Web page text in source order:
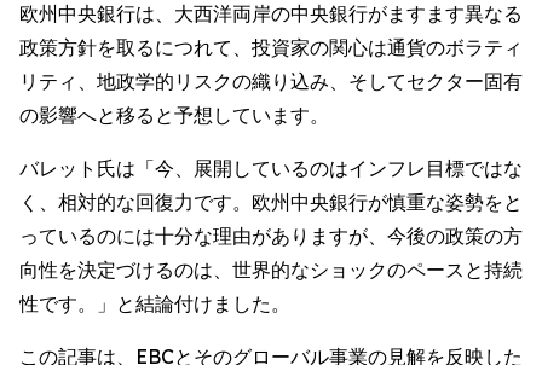
欧州中央銀行は、大西洋両岸の中央銀行がますます異なる
政策方針を取るにつれて、投資家の関心は通貨のボラティ
リティ、地政学的リスクの織り込み、そしてセクター固有
の影響へと移ると予想しています。
バレット氏は「今、展開しているのはインフレ目標ではな
く、相対的な回復力です。欧州中央銀行が慎重な姿勢をと
っているのには十分な理由がありますが、今後の政策の方
向性を決定づけるのは、世界的なショックのペースと持続
性です。」と結論付けました。
この記事は、EBCとそのグローバル事業の見解を反映した